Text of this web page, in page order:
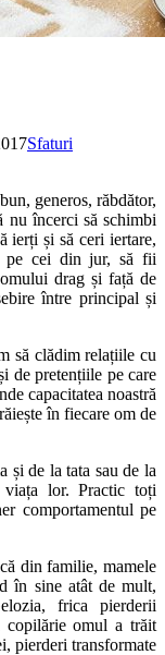
Sfaturi
generos, răbdător,
nu încerci să schimbi
ierți și să ceri iertare,
pe cei din jur, să fii
drag și față de
între principal și
să clădim relațiile cu
de pretențiile pe care
capacitatea noastră
în fiecare om de
și de la tata sau de la
lor. Practic toți
comportamentul pe
din familie, mamele
în sine atât de mult,
frica pierderii
copilărie omul a trăit
pierderi transformate